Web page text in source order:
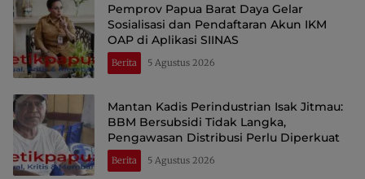
Pemprov Papua Barat Daya Gelar
Sosialisasi dan Pendaftaran Akun IKM
OAP di Aplikasi SIINAS
Berita 5 Agustus 2026
Mantan Kadis Perindustrian Isak Jitmau:
BBM Bersubsidi Tidak Langka,
Pengawasan Distribusi Perlu Diperkuat
Berita 5 Agustus 2026